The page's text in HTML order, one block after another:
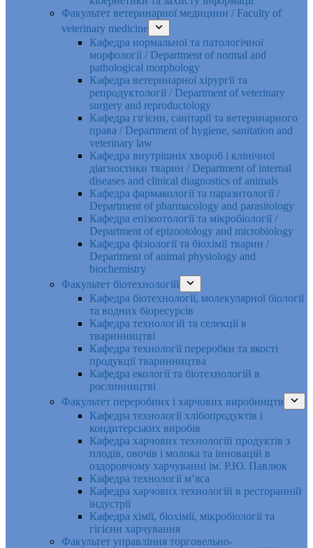
Факультет ветеринарної медицини / Faculty of
veterinary medicine
Кафедра нормальної та патологічної
морфології / Department of normal and
pathological morphology
Кафедра ветеринарної хірургії та
репродуктології / Department of veterinary
surgery and reproductology
Кафедра гігієни, санітарії та ветеринарного
права / Department of hygiene, sanitation and
veterinary law
Кафедра внутрішніх хвороб і клінічної
діагностики тварин / Department of internal
diseases and clinical diagnostics of animals
Кафедра фармакології та паразитології /
Department of pharmacology and parasitology
Кафедра епізоотології та мікробіології /
Department of epizootology and microbiology
Кафедра фізіології та біохімії тварин /
Department of animal physiology and
biochemistry
Факультет біотехнологій
Кафедра біотехнології, молекулярної біології
та водних біоресурсів
Кафедра технологій та селекції в
тваринництві
Кафедра технології переробки та якості
продукції тваринництва
Кафедра екології та біотехнологій в
рослинництві
Факультет переробних і харчових виробництв
Кафедра технології хлібопродуктів і
кондитерських виробів
Кафедра харчових технологій продуктів з
плодів, овочів і молока та інновацій в
оздоровчому харчуванні ім. Р.Ю. Павлюк
Кафедра технології м’яса
Кафедра харчових технологій в ресторанній
індустрії
Кафедра хімії, біохімії, мікробіології та
гігієни харчування
Факультет управління торговельно-